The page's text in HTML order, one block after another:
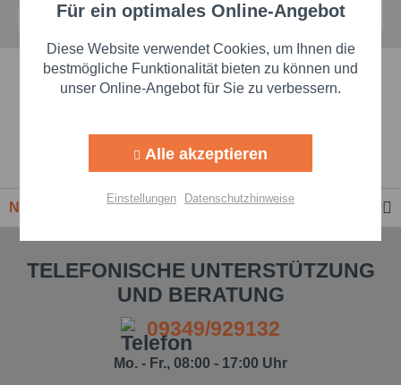
Schnelle Lieferzeiten
Premium-Händler
Newsletter
TELEFONISCHE UNTERSTÜTZUNG
UND BERATUNG
09349/929132
Mo. - Fr., 08:00 - 17:00 Uhr
Funktionale Aktiv
Marketing Aktiv
Personalisierung Aktiv
Einstellungen speichern
Für ein optimales Online-Angebot
Diese Website verwendet Cookies, um Ihnen die
bestmögliche Funktionalität bieten zu können und
unser Online-Angebot für Sie zu verbessern.
Alle akzeptieren
Einstellungen Datenschutzhinweise